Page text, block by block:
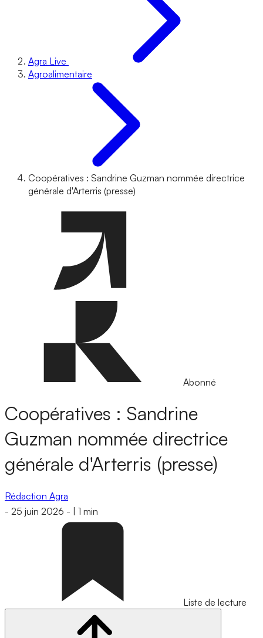
Agra Live
Agroalimentaire
Coopératives : Sandrine Guzman nommée directrice
générale d'Arterris (presse)
Abonné
Coopératives : Sandrine
Guzman nommée directrice
générale d'Arterris (presse)
Rédaction Agra
- 25 juin 2026 - 1 min
Liste de lecture